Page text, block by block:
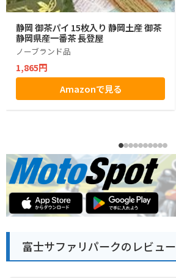
静岡 御茶パイ 15枚入り 静岡土産 御茶
静岡県産一番茶 長登屋
ノーブランド品
1,865円
Amazonで見る
富士サファリパークのレビュー